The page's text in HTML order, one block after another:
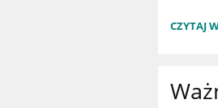
NASZ
CZYTAJ